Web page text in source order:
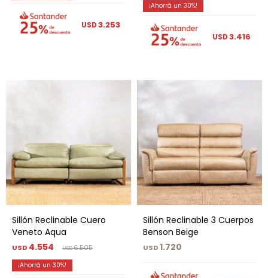
USD3.253
30
USD 3.416
Sillón Reclinable Cuero
Veneto Aqua
USD 4.554 USD6.505
30
Sillón Reclinable 3 Cuerpos
Benson Beige
USD1.720